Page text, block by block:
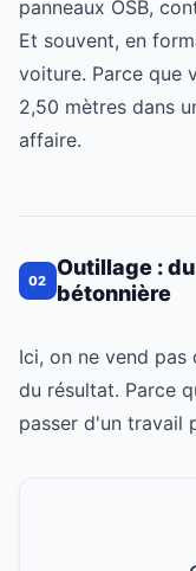
panneaux OSB,
Et souvent, en
voiture. Parce que
2,50 mètres dans
affaire.
02
Outillage :
bétonnière
Ici, on ne vend
du résultat. Parce
passer d'un travail